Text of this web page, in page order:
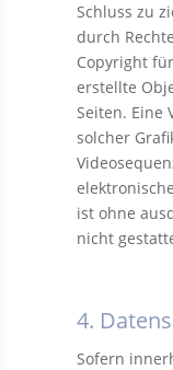
Schluss zu
durch
Copyright
erstellte
Seiten. Eine
solcher
ist ohne
nicht
4.
Sofern